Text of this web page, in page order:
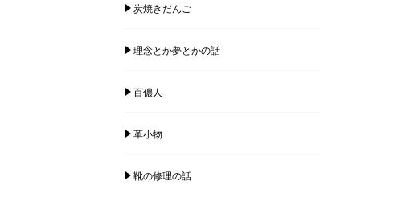
炭焼きだんご
理念とか夢とかの話
百儂人
革小物
靴の修理の話